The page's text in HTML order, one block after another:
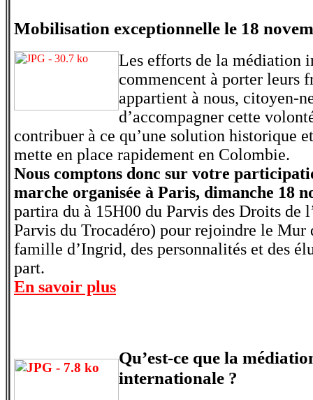
Mobilisation exceptionnelle le 18
Les efforts de la médiation
commencent à porter leurs
appartient à nous, citoyen-
d’accompagner cette
contribuer à ce qu’une solution historique
mette en place rapidement en Colombie.
Nous comptons donc sur votre
marche organisée à Paris, dimanche 18
partira du à 15H00 du Parvis des Droits de
Parvis du Trocadéro) pour rejoindre le Mur
famille d’Ingrid, des personnalités et des
part.
En savoir plus
Qu’est-ce que la
internationale ?